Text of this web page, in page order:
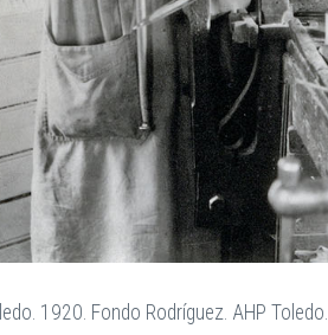
1920. Fondo Rodríguez. AHP Toledo.